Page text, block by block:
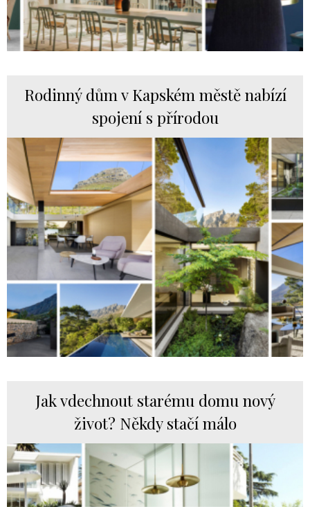
Rodinný dům v Kapském městě nabízí
spojení s přírodou
Jak vdechnout starému domu nový
život? Někdy stačí málo